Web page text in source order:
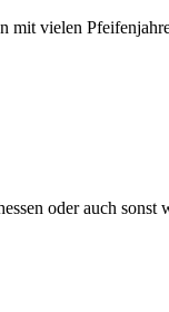
mit vielen
oder auch